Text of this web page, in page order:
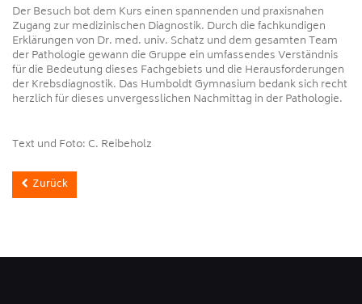
Der Besuch bot dem Kurs einen spannenden und praxisnahen
Zugang zur medizinischen Diagnostik. Durch die fachkundigen
Erklärungen von Dr. med. univ. Schatz und dem gesamten Team
der Pathologie gewann die Gruppe ein umfassendes Verständnis
für die Bedeutung dieses Fachgebiets und die Herausforderungen
der Krebsdiagnostik. Das Humboldt Gymnasium bedank sich recht
herzlich für dieses unvergesslichen Nachmittag in der Pathologie.
Text und Foto: C. Reibeholz
Zurück